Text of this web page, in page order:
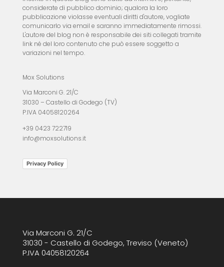
considerate di pubblico dominio; qualora la loro
pubblicazione violasse eventuali diritti d'autore, vogliate
comunicarlo via email e saranno immediatamente rimossi.
L'autore del blog non è responsabile dei siti collegati tramite
link né del loro contenuto che può essere soggetto a
variazioni nel tempo.
Mox Solutions
Via Marconi G. 21/C
31030 – Castello di Godego (TV)
P.IVA 04058120264
+39 0423 722719
info@moxsolutions.it
Privacy Policy
Via Marconi G. 21/C
31030 - Castello di Godego, Treviso (Veneto)
P.IVA 04058120264